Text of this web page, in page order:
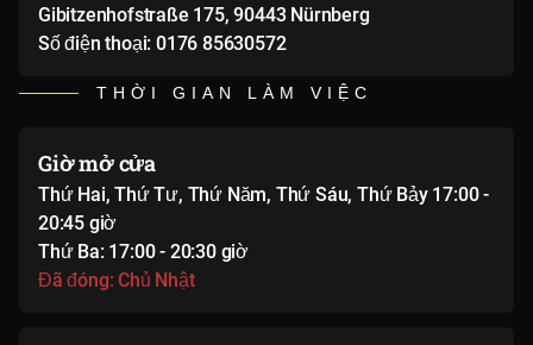
Gibitzenhofstraße 175, 90443 Nürnberg
Số điện thoại: 0176 85630572
THỜI GIAN LÀM VIỆC
Giờ mở cửa
Thứ Hai, Thứ Tư, Thứ Năm, Thứ Sáu, Thứ Bảy 17:00 -
20:45 giờ
Thứ Ba: 17:00 - 20:30 giờ
Đã đóng: Chủ Nhật